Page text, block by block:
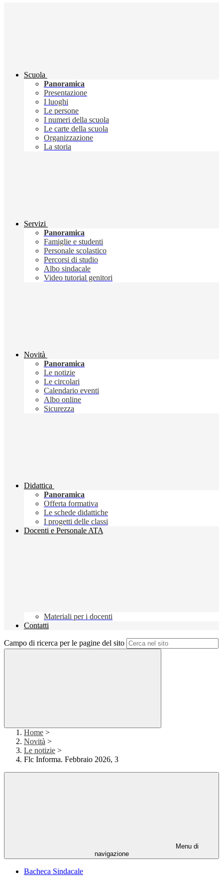
Scuola
Panoramica
Presentazione
I luoghi
Le persone
I numeri della scuola
Le carte della scuola
Organizzazione
La storia
Servizi
Panoramica
Famiglie e studenti
Personale scolastico
Percorsi di studio
Albo sindacale
Video tutorial genitori
Novità
Panoramica
Le notizie
Le circolari
Calendario eventi
Albo online
Sicurezza
Didattica
Panoramica
Offerta formativa
Le schede didattiche
I progetti delle classi
Docenti e Personale ATA
Materiali per i docenti
Contatti
Campo di ricerca per le pagine del sito
Home >
Novità >
Le notizie >
Flc Informa. Febbraio 2026, 3
Menu di
navigazione
Bacheca Sindacale